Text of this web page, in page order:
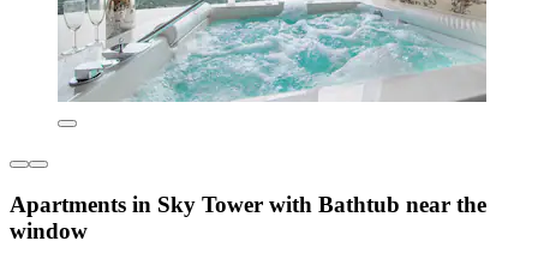
Apartments in Sky Tower with Bathtub near the
window